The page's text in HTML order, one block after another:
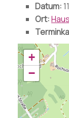
Datum:
Ort:
+
−